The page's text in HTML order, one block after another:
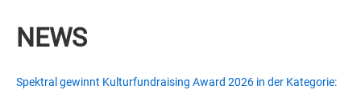
NEWS
Spektral gewinnt Kulturfundraising Award 2026 in der Kategorie: